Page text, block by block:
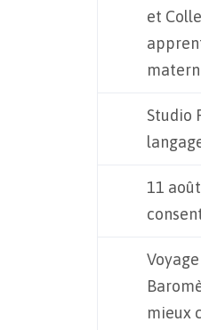
et
Studio
11
mieux